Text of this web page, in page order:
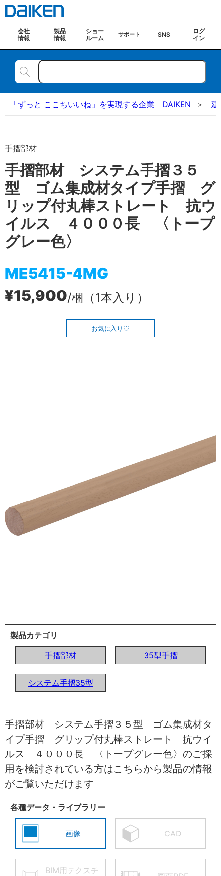
会社
情報
製品
情報
ショー
ルーム
サポート SNS
ログ
イン
「ずっと ここちいいね」を実現する企業 DAIKEN 建
手摺部材
手摺部材 システム手摺３５
型 ゴム集成材タイプ手摺 グ
リップ付丸棒ストレート 抗ウ
イルス ４０００長 〈トープ
グレー色〉
ME5415-4MG
¥15,900/梱（1本入り）
お気に入り
製品カテゴリ
手摺部材
35型手摺
システム手摺35型
手摺部材 システム手摺３５型 ゴム集成材タ
イプ手摺 グリップ付丸棒ストレート 抗ウイ
ルス ４０００長 〈トープグレー色〉のご採
用を検討されている方はこちらから製品の情報
がご覧いただけます
各種データ・ライブラリー
画像 CAD
BIM用テクスチ